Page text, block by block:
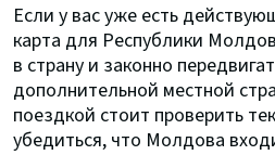
Если у вас уже есть
карта для Республики
в страну и законно
дополнительной местной
поездкой стоит проверить
убедиться, что Молдова